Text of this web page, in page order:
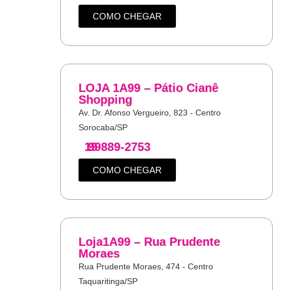
COMO CHEGAR
LOJA 1A99 – Pátio Cianê
Shopping
Av. Dr. Afonso Vergueiro, 823 - Centro
Sorocaba/SP
19
99889-2753
COMO CHEGAR
Loja1A99 – Rua Prudente
Moraes
Rua Prudente Moraes, 474 - Centro
Taquaritinga/SP